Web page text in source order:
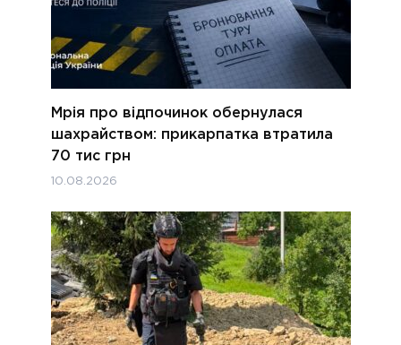
Мрія про відпочинок обернулася
шахрайством: прикарпатка втратила
70 тис грн
10.08.2026